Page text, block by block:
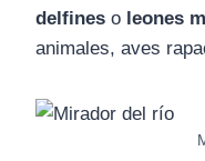
delfines o leones
animales, aves